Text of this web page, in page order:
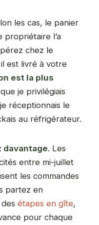
les cas, le panier
propriétaire l’a
chez le
est livré à votre
est la plus
je privilégiais
réceptionnais le
au réfrigérateur.
davantage. Les
entre mi-juillet
les commandes
partez en
étapes en gîte,
pour chaque